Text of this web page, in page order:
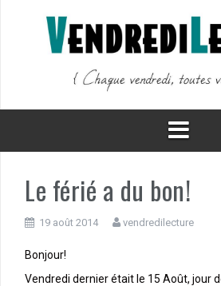
Le férié a du bon!
19 août 2014 vendredilecture
Bonjour!
Vendredi dernier était le 15 Août, jour